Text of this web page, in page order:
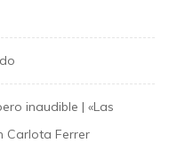
inaudible | «Las
Carlota Ferrer